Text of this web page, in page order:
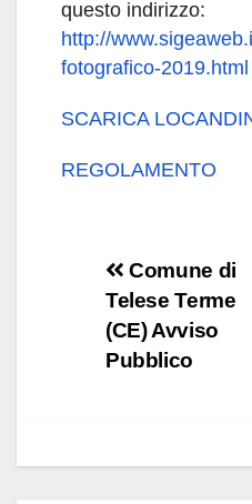
questo indirizzo:
http://
fotografico-2019.htm
SCARICA
REGOLAMENTO
Navigazione
articoli
Comune di
Telese Terme
(CE) Avviso
Pubblico